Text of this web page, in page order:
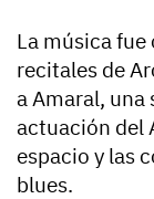
La música
recitales de
a Amaral, una
actuación del
espacio y las
blues.